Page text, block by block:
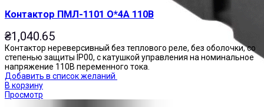
Контактор ПМЛ-1101 О*4А 110В
₴1,040.65
Контактор нереверсивный без теплового реле, без оболочки, со
степенью защиты IP00, с катушкой управления на номинальное
напряжение 110В переменного тока.
Добавить в список желаний
В корзину
Просмотр